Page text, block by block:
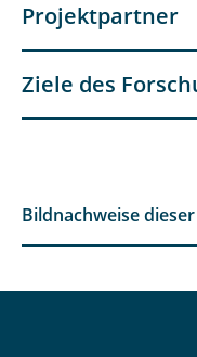
Projektpartner
Ziele des
Bildnachweise